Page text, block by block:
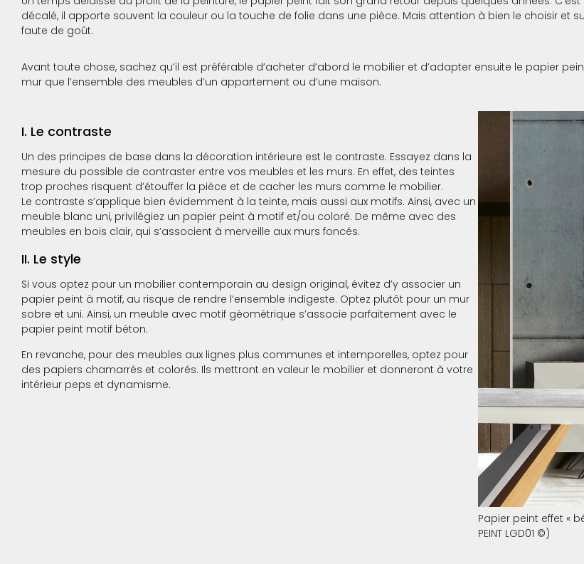
décalé, il apporte souvent la couleur ou la touche de folie dans une pièce. Mais attention à bien le choisir et
faute de goût.
Avant toute chose, sachez qu’il est préférable d’acheter d’abord le mobilier et d’adapter ensuite le papier
mur que l’ensemble des meubles d’un appartement ou d’une maison.
I. Le contraste
Un des principes de base dans la décoration intérieure est le contraste. Essayez dans la
mesure du possible de contraster entre vos meubles et les murs. En effet, des teintes
trop proches risquent d’étouffer la pièce et de cacher les murs comme le mobilier.
Le contraste s’applique bien évidemment à la teinte, mais aussi aux motifs. Ainsi, avec un
meuble blanc uni, privilégiez un papier peint à motif et/ou coloré. De même avec des
meubles en bois clair, qui s’associent à merveille aux murs foncés.
II. Le style
Si vous optez pour un mobilier contemporain au design original, évitez d’y associer un
papier peint à motif, au risque de rendre l’ensemble indigeste. Optez plutôt pour un mur
sobre et uni. Ainsi, un meuble avec motif géométrique s’associe parfaitement avec le
papier peint motif béton.
En revanche, pour des meubles aux lignes plus communes et intemporelles, optez pour
des papiers chamarrés et colorés. Ils mettront en valeur le mobilier et donneront à votre
intérieur peps et dynamisme.
Papier peint effet «
PEINT LGD01 ©)